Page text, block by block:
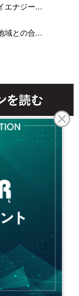
エナジー...
域との合...
customers
しています。